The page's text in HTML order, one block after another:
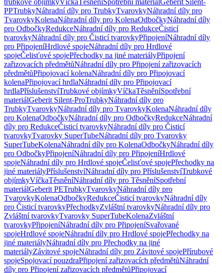
trubkové objímkyVíčkaTěsněníSpotřební materiálGeberit Silent-
PPTrubkyNáhradní díly pro TrubkyTvarovkyNáhradní díly pro
TvarovkyKolenaNáhradní díly pro KolenaOdbočkyNáhradní díly
pro OdbočkyRedukceNáhradní díly pro RedukceČisticí
tvarovkyNáhradní díly pro Čisticí tvarovkyPřipojeníNáhradní díly
pro PřipojeníHrdlové spojeNáhradní díly pro Hrdlové
spojeČelisťové spojePřechodky na jiné materiályPřipojení
zařizovacích předmětůNáhradní díly pro Připojení zařizovacích
předmětůPřipojovací kolenaNáhradní díly pro Připojovací
kolenaPřipojovací hrdlaNáhradní díly pro Připojovací
hrdlaPříslušenstvíTrubkové objímkyVíčkaTěsněníSpotřební
materiálGeberit Silent-ProTrubkyNáhradní díly pro
TrubkyTvarovkyNáhradní díly pro TvarovkyKolenaNáhradní díly
pro KolenaOdbočkyNáhradní díly pro OdbočkyRedukceNáhradní
díly pro RedukceČisticí tvarovkyNáhradní díly pro Čisticí
tvarovkyTvarovky SuperTubeNáhradní díly pro Tvarovky
SuperTubeKolenaNáhradní díly pro KolenaOdbočkyNáhradní díly
pro OdbočkyPřipojeníNáhradní díly pro PřipojeníHrdlové
spojeNáhradní díly pro Hrdlové spojeČelisťové spojePřechodky na
jiné materiályPříslušenstvíNáhradní díly pro PříslušenstvíTrubkové
objímkyVíčkaTěsněníNáhradní díly pro TěsněníSpotřební
materiálGeberit PETrubkyTvarovkyNáhradní díly pro
TvarovkyKolenaOdbočkyRedukceČisticí tvarovkyNáhradní díly
pro Čisticí tvarovkyPřechodkyZvláštní tvarovkyNáhradní díly pro
Zvláštní tvarovkyTvarovky SuperTubeKolenaZvláštní
tvarovkyPřipojeníNáhradní díly pro PřipojeníSvařované
spojeHrdlové spojeNáhradní díly pro Hrdlové spojePřechodky na
jiné materiályNáhradní díly pro Přechodky na jiné
materiályZávitové spojeNáhradní díly pro Závitové spojePřírubové
spojeSpojovací pouzdraPřipojení zařizovacích předmětůNáhradní
díly pro Připojení zařizovacích předmětůPřipojovací